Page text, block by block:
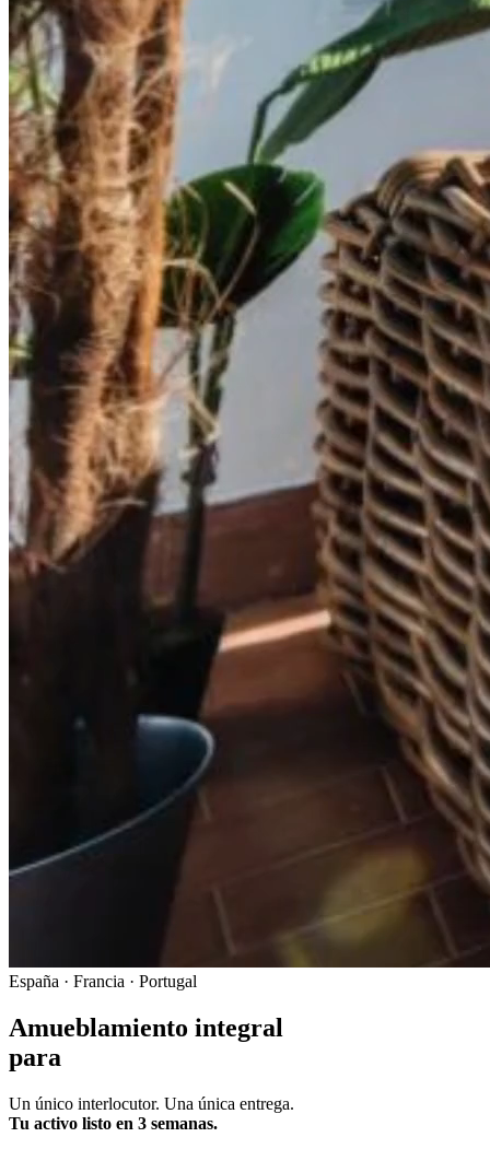
España · Francia · Portugal
Amueblamiento integral
para
Un único interlocutor. Una única entrega.
Tu activo listo en 3 semanas.